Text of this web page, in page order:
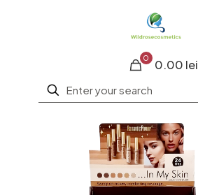
0 0.00 lei